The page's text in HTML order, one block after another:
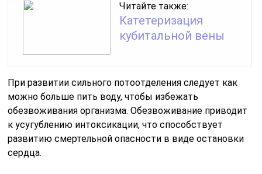
Читайте также:
Катетеризация
кубитальной вены
При развитии сильного потоотделения следует как
можно больше пить воду, чтобы избежать
обезвоживания организма. Обезвоживание приводит
к усугублению интоксикации, что способствует
развитию смертельной опасности в виде остановки
сердца.